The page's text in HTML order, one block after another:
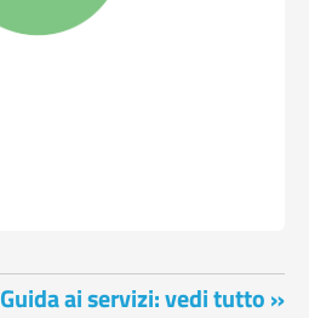
Guida ai servizi: vedi tutto »